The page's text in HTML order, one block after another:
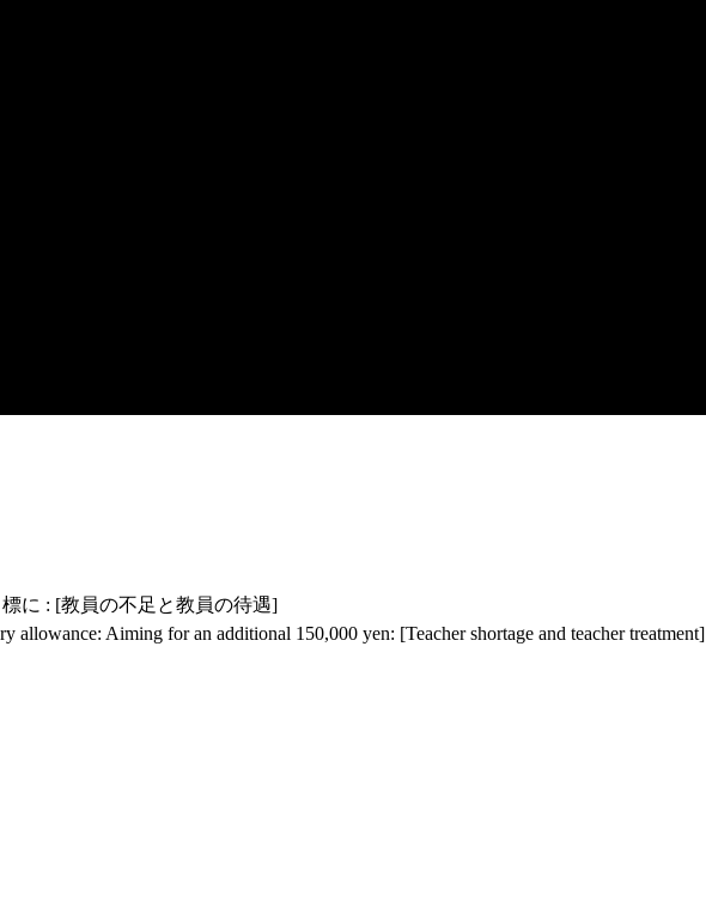
に : [教員の不足と教員の待遇]
allowance: Aiming for an additional 150,000 yen: [Teacher shortage and teacher treatment]